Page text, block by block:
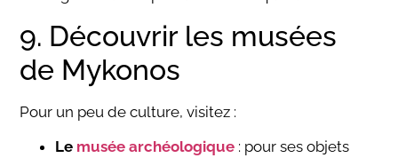
9. Découvrir les musées
de Mykonos
Pour un peu de culture, visitez :
Le musée archéologique : pour ses objets